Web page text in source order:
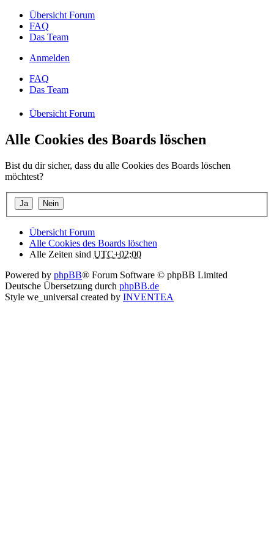
Übersicht Forum
FAQ
Das Team
Anmelden
FAQ
Das Team
Übersicht Forum
Alle Cookies des Boards löschen
Bist du dir sicher, dass du alle Cookies des Boards löschen
möchtest?
Übersicht Forum
Alle Cookies des Boards löschen
Alle Zeiten sind UTC+02:00
Powered by phpBB® Forum Software © phpBB Limited
Deutsche Übersetzung durch phpBB.de
Style we_universal created by INVENTEA